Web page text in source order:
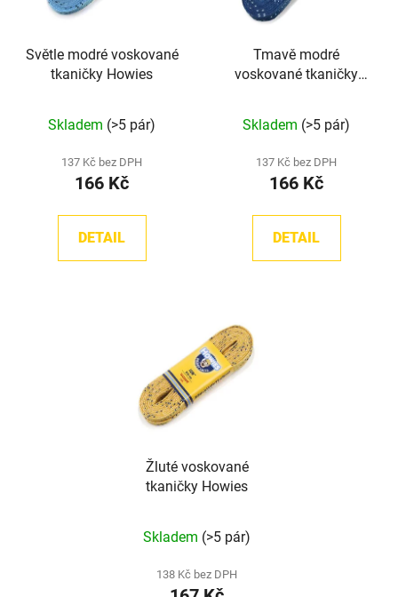
Světle modré voskované
tkaničky Howies
Skladem (>5 pár)
137 Kč bez DPH
166 Kč
DETAIL
Tmavě modré
voskované tkaničky
Skladem (>5 pár)
137 Kč bez DPH
166 Kč
DETAIL
Žluté voskované
tkaničky Howies
Skladem (>5 pár)
138 Kč bez DPH